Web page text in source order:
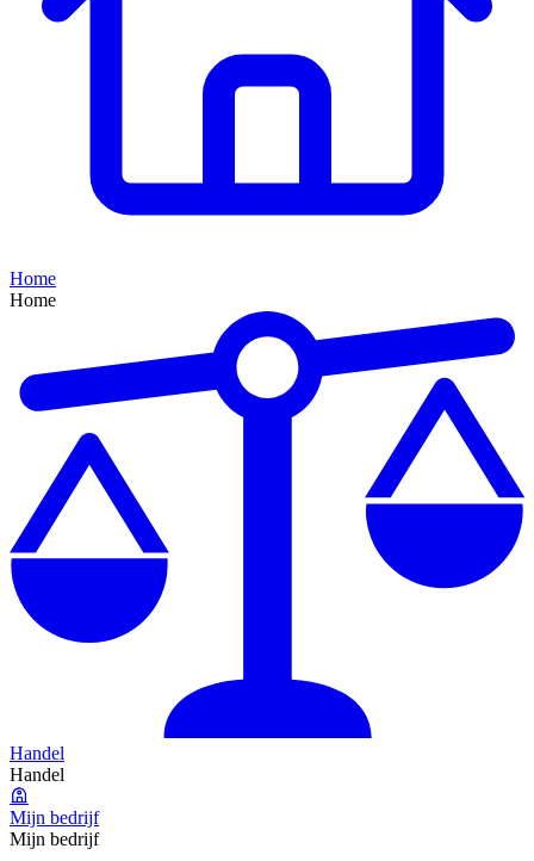
Home
Home
Handel
Handel
Mijn bedrijf
Mijn bedrijf